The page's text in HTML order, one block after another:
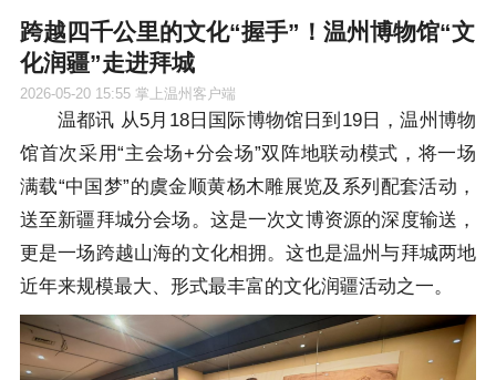
跨越四千公里的文化“握手”！温州博物馆“文
化润疆”走进拜城
2026-05-20 15:55掌上温州客户端
温都讯 从5月18日国际博物馆日到19日，温州博物
馆首次采用“主会场+分会场”双阵地联动模式，将一场
满载“中国梦”的虞金顺黄杨木雕展览及系列配套活动，
送至新疆拜城分会场。这是一次文博资源的深度输送，
更是一场跨越山海的文化相拥。这也是温州与拜城两地
近年来规模最大、形式最丰富的文化润疆活动之一。